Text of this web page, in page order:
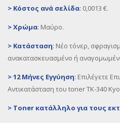
> Κόστος ανά σελίδα: 0,0013 €.
>Χρώμα: Μαύρο.
> Κατάσταση: Νέο τόνερ,
ανακατασκευασμένο ή
>12 Μήνες Εγγύηση: Επιλέγετε
Αντικατάσταση του toner TK-340
> Toner κατάλληλο για τους